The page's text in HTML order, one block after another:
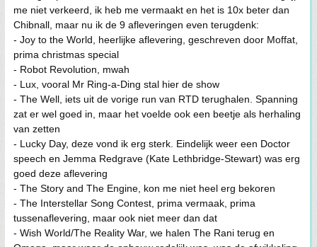
me niet verkeerd, ik heb me vermaakt en het is 10x beter dan
Chibnall, maar nu ik de 9 afleveringen even terugdenk:
- Joy to the World, heerlijke aflevering, geschreven door Moffat,
prima christmas special
- Robot Revolution, mwah
- Lux, vooral Mr Ring-a-Ding stal hier de show
- The Well, iets uit de vorige run van RTD terughalen. Spanning
zat er wel goed in, maar het voelde ook een beetje als herhaling
van zetten
- Lucky Day, deze vond ik erg sterk. Eindelijk weer een Doctor
speech en Jemma Redgrave (Kate Lethbridge-Stewart) was erg
goed deze aflevering
- The Story and The Engine, kon me niet heel erg bekoren
- The Interstellar Song Contest, prima vermaak, prima
tussenaflevering, maar ook niet meer dan dat
- Wish World/The Reality War, we halen The Rani terug en